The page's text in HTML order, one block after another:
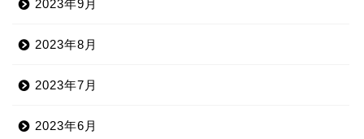
2023年9月
2023年8月
2023年7月
2023年6月